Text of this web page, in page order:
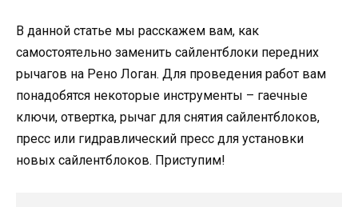
В данной статье мы расскажем вам, как
самостоятельно заменить сайлентблоки передних
рычагов на Рено Логан. Для проведения работ вам
понадобятся некоторые инструменты – гаечные
ключи, отвертка, рычаг для снятия сайлентблоков,
пресс или гидравлический пресс для установки
новых сайлентблоков. Приступим!